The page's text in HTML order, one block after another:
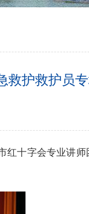
护救护员专
红十字会专业讲